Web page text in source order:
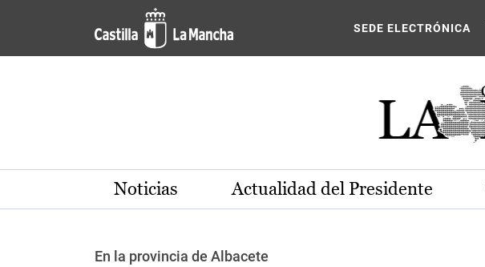
Pasar al contenido principal
SEDE ELECTRÓNICA
Noticias Actualidad del Presidente
En la provincia de Albacete